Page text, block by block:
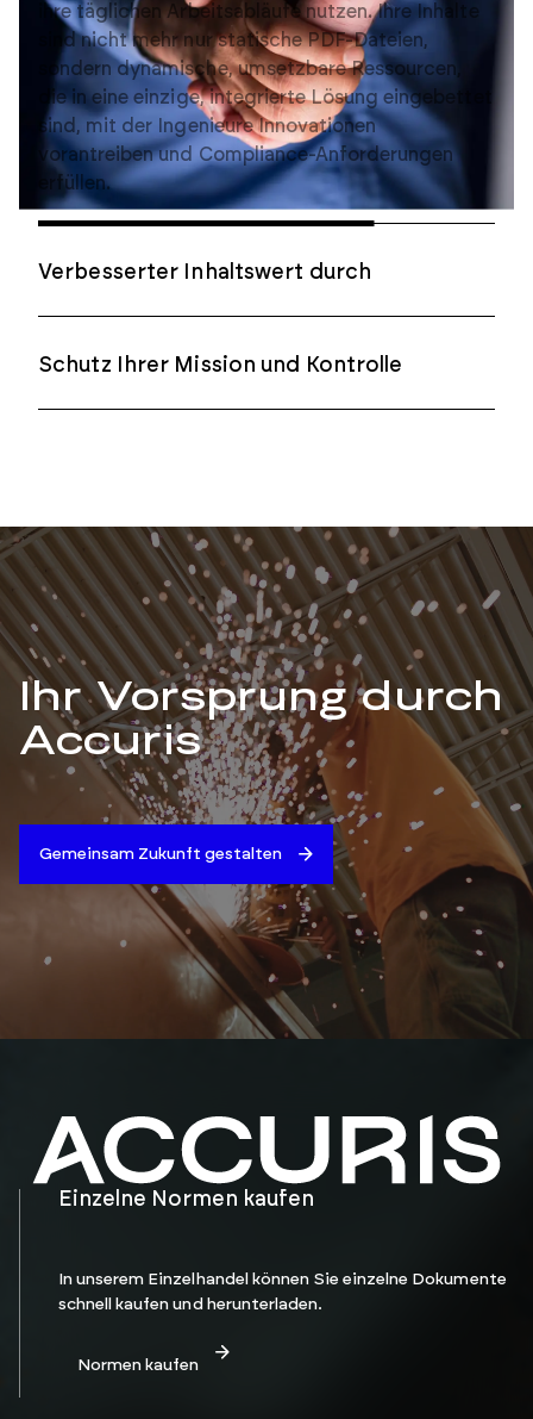
Technologie
Automatische Veraltungswarnungen in der PLM-
Umgebung benachrichtigen die Konstruktions-
und Beschaffungsteams in Echtzeit, wenn
Komponenten das Ende ihrer Lebensdauer (EOL)
erreichen oder kurz davor stehen.
Ihr Vorsprung durch
Accuris
Gemeinsam Zukunft gestalten
Einzelne Normen kaufen
In unserem Einzelhandel können Sie einzelne Dokumente
Normen kaufen
Deutsch